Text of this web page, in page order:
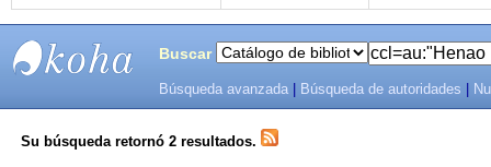
SISTEMAS
Buscar
Búsqueda avanzada Búsqueda de autoridades
Su búsqueda retornó 2 resultados.